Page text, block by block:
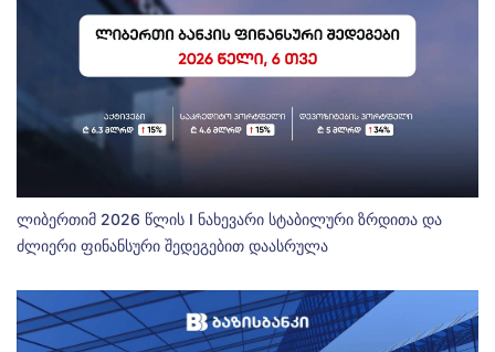
ლიბერთიმ 2026 წლის I ნახევარი სტაბილური ზრდითა და
ძლიერი ფინანსური შედეგებით დაასრულა